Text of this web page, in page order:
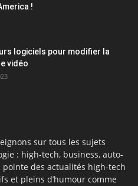
!
logiciels pour modifier la
vidéo
sur tous les sujets
: high-tech, business, auto-
pointe des actualités high-tech
et pleins d’humour comme